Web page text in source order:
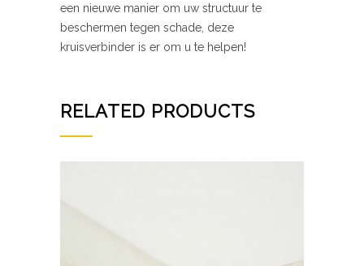
een nieuwe manier om uw structuur te
beschermen tegen schade, deze
kruisverbinder is er om u te helpen!
RELATED PRODUCTS